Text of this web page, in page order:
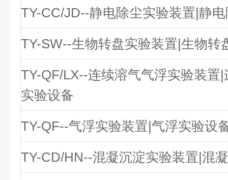
TY-CC/JD--静电除尘实验装置|静
TY-SW--生物转盘实验装置|生物转
TY-QF/LX--连续溶气气浮实验装置
实验设备
TY-QF--气浮实验装置|气浮实验设
TY-CD/HN--混凝沉淀实验装置|混